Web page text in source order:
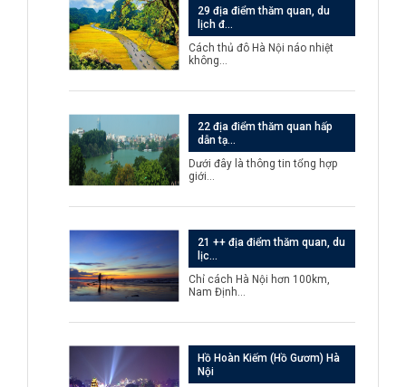
29 địa điểm thăm quan, du
lịch đ…
Cách thủ đô Hà Nội náo nhiệt
không…
22 địa điểm thăm quan hấp
dẫn tạ…
Dưới đây là thông tin tổng hợp
giới…
21 ++ địa điểm thăm quan, du
lịc…
Chỉ cách Hà Nội hơn 100km,
Nam Định…
Hồ Hoàn Kiếm (Hồ Gươm) Hà
Nội